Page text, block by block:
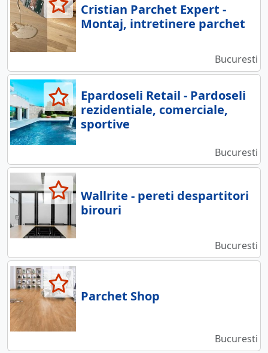
Cristian Parchet Expert -
Montaj, intretinere parchet
Bucuresti
Epardoseli Retail - Pardoseli
rezidentiale, comerciale,
sportive
Bucuresti
Wallrite - pereti despartitori
birouri
Bucuresti
Parchet Shop
Bucuresti